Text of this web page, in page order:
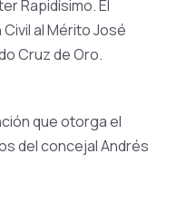
Rapidísimo. El
al Mérito José
Cruz de Oro.
que otorga el
del concejal Andrés